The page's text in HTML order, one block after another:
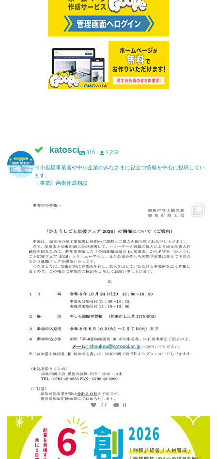
katosci 310 1,232
🫧小規模事業者や中小企業のみなさまに役立つ情報を中心に投稿してい
ます。
・事業計画書作成相談
27 0
katosci
6月 12